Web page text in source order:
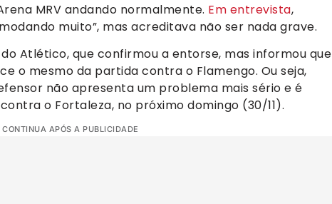
MRV andando normalmente. Em entrevista,
muito”, mas acreditava não ser nada grave.
Atlético, que confirmou a entorse, mas informou que
o mesmo da partida contra o Flamengo. Ou seja,
não apresenta um problema mais sério e é
o Fortaleza, no próximo domingo (30/11).
CONTINUA APÓS A PUBLICIDADE